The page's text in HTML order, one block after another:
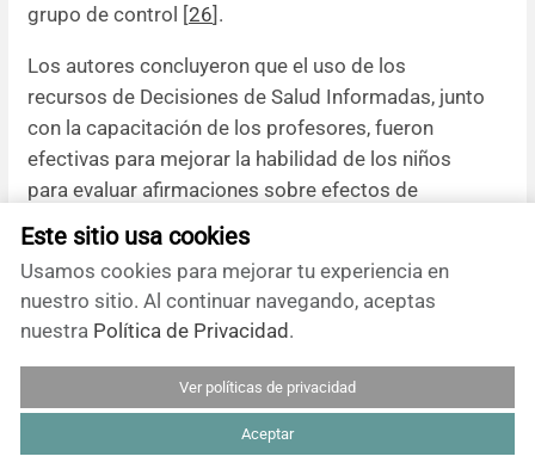
Este sitio usa cookies
Usamos cookies para mejorar tu experiencia en
nuestro sitio. Al continuar navegando, aceptas
nuestra Política de Privacidad.
Ver políticas de privacidad
Aceptar
grupo de control [26].
Los autores concluyeron que el uso de los
recursos de Decisiones de Salud Informadas, junto
con la capacitación de los profesores, fueron
efectivas para mejorar la habilidad de los niños
para evaluar afirmaciones sobre efectos de
tratamientos. Esta mejora se mantuvo durante un
año [ 20,26 ].
Effects of the Informed Health Choices podcast on
the ability of parents of primary school children in
Uganda to assess the trustworthiness of claims
about treatment effects: one-year follow up of a